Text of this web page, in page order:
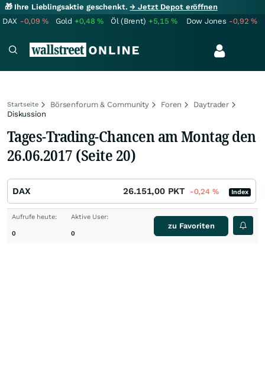
🎁 Ihre Lieblingsaktie geschenkt.→ Jetzt Depot eröffnen
DAX -0,09% Gold +0,48% Öl (Brent) +5,15% Dow Jones -0,92%
Startseite Börsenforum & Community Foren
Daytrader
Diskussion
Tages-Trading-Chancen am Montag den
26.06.2017 (Seite 20)
DAX 26.151,00 PKT -0,24 % Index
Aufrufe heute:
0
Aktive User:
0
zu Favoriten